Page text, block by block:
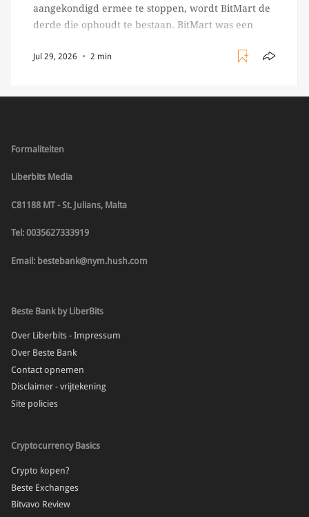
aangekondigd ermee te stoppen, wordt BitMart de
derde die ophoudt te bestaan. BitMart was een
crypto handelaren terecht konden om te handelen
Jul 29, 2026 2 min
Formaliteiten
Liberbits Media
C81188 MT - St. Julians, Malta
Tel: 0035627333919
Email: bestebank@nym.hush.com
Beste Bank by LiberBits
Over Liberbits - Impressum
Over Beste Bank
Contact opnemen
Disclaimer - vrijtekening
Site policies
Cryptocurrency Basics
Crypto kopen?
Beste Exchanges
Bitvavo Review